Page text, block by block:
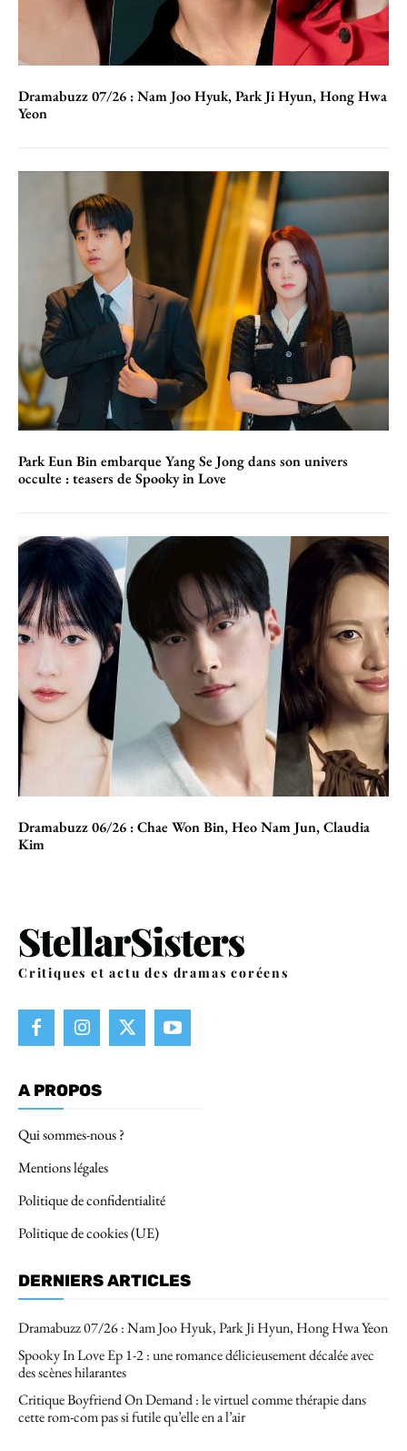
Dramabuzz 07/26 : Nam Joo Hyuk, Park Ji Hyun, Hong Hwa
Yeon
Park Eun Bin embarque Yang Se Jong dans son univers
occulte : teasers de Spooky in Love
Dramabuzz 06/26 : Chae Won Bin, Heo Nam Jun, Claudia
Kim
Critiques et actu des dramas coréens
A PROPOS
Qui sommes-nous ?
Mentions légales
Politique de confidentialité
Politique de cookies (UE)
DERNIERS ARTICLES
Dramabuzz 07/26 : Nam Joo Hyuk, Park Ji Hyun, Hong Hwa Yeon
Spooky In Love Ep 1-2 : une romance délicieusement décalée avec
des scènes hilarantes
Critique Boyfriend On Demand : le virtuel comme thérapie dans
cette rom-com pas si futile qu’elle en a l’air